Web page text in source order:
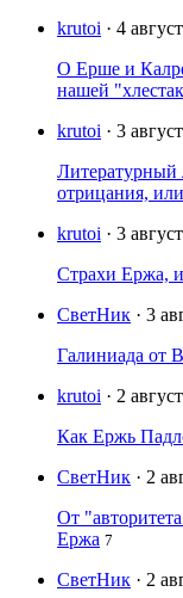
krutoi · 4
О Ерше и
нашей
krutoi · 3
Литературный
отрицания,
krutoi · 3
Страхи Ержа,
СветНик · 3
Галиниада от
krutoi · 2
Как Ержь
СветНик · 2
От
Ержа 7
СветНик · 2